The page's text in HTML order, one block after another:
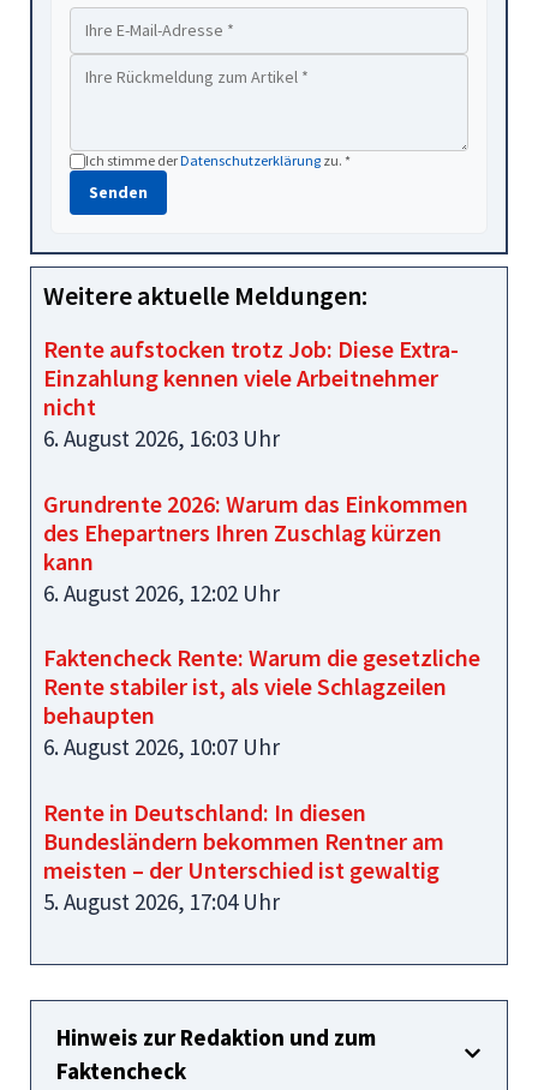
Ich stimme derDatenschutzerklärung zu. *
Senden
Weitere aktuelle Meldungen:
Rente aufstocken trotz Job: Diese Extra-
Einzahlung kennen viele Arbeitnehmer
nicht
6. August 2026, 16:03 Uhr
Grundrente 2026: Warum das Einkommen
des Ehepartners Ihren Zuschlag kürzen
kann
6. August 2026, 12:02 Uhr
Faktencheck Rente: Warum die gesetzliche
Rente stabiler ist, als viele Schlagzeilen
behaupten
6. August 2026, 10:07 Uhr
Rente in Deutschland: In diesen
Bundesländern bekommen Rentner am
meisten – der Unterschied ist gewaltig
5. August 2026, 17:04 Uhr
Hinweis zur Redaktion und zum
Faktencheck